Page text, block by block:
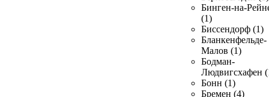
Бинген-на-
(1)
Биссендорф (1)
Бланкенфельде-
Малов (1)
Бодман-
Людвигсхафен
Бонн (1)
Бремен (4)